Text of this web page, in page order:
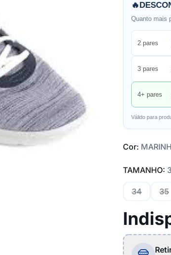
🔥
Quanto mais
2 pares
3 pares
4+ pares
Válido para
Cor:
TAMANHO:
34 35